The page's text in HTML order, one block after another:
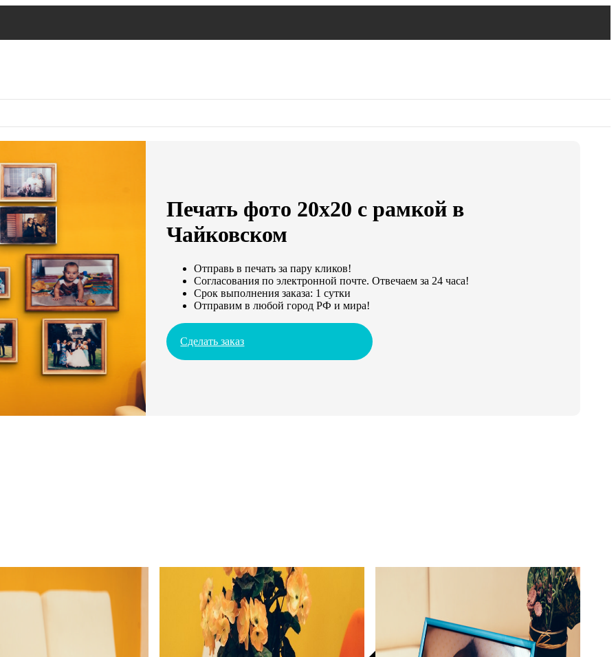
Печать фото 20х20 с рамкой в
Чайковском
Отправь в печать за пару кликов!
Согласования по электронной почте. Отвечаем за 24 часа!
Срок выполнения заказа: 1 сутки
Отправим в любой город РФ и мира!
Сделать заказ